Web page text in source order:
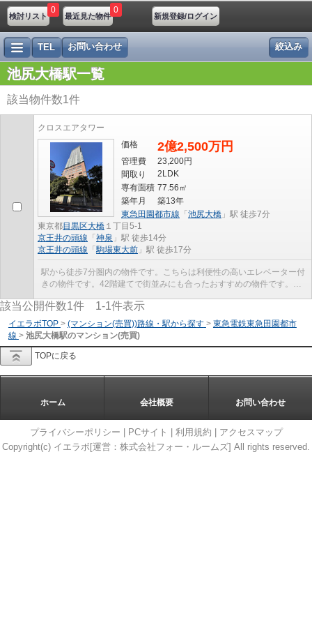
検討リスト
0
最近見た物件
0
新規登録/ログイン
絞込み
TEL お問い合わせ
池尻大橋駅一覧
該当物件数1件
クロスエアタワー
価格
2億2,500万円
管理費
23,200円
間取り
2LDK
専有面積 77.56㎡
築年月
築13年
東京都目黒区大橋 １丁目5-1
東急田園都市線 「 池尻大橋 」駅 徒歩7分
京王井の頭線 「 神泉 」駅 徒歩14分
京王井の頭線 「駒場東大前 」駅 徒歩17分
駅から徒歩7分圏内の物件です。こちらは利便性の高いエレベーター付
きの物件です。42階建てで街並みにも合ったおすすめの物件です。中
該当公開件数1件 1-1件表示
イエラボTOP > (マンション(売買))路線・駅から探す > 東急電鉄東急田園都市
線 > 池尻大橋駅のマンション(売買)
TOPに戻る
ホーム 会社概要 お問い合わせ
プライバシーポリシー PCサイト 利用規約
アクセスマップ
Copyright(c) イエラボ[運営：株式会社フォー・ルームズ] All rights reserved.